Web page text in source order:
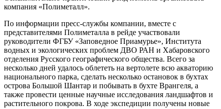
компания «Полиметалл».
По информации пресс-службы компании, вместе с
представителями Полиметалла в рейде участвовали
руководители ФГБУ «Заповедное Приамурье», Института
водных и экологических проблем ДВО РАН и Хабаровского
отделения Русского географического общества. Всего за
несколько дней удалось облететь на вертолете всю акваторию
национального парка, сделать несколько остановок в бухтах
острова Большой Шантар и побывать в бухте Врангеля, а
также провести ценные научные исследования ландшафтов и
растительного покрова. В ходе экспедиции получены новые